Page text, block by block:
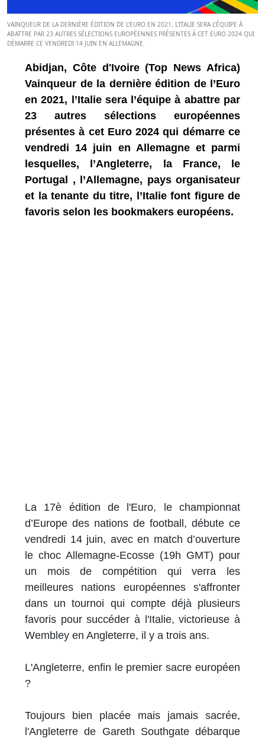
VAINQUEUR DE LA DERNIÈRE ÉDITION DE L’EURO EN 2021, L’ITALIE SERA L’ÉQUIPE À
ABATTRE PAR 23 AUTRES SÉLECTIONS EUROPÉENNES PRÉSENTES À CET EURO 2024 QUI
DÉMARRE CE VENDREDI 14 JUIN EN ALLEMAGNE.
Abidjan, Côte d'Ivoire (Top News Africa)
Vainqueur de la dernière édition de l’Euro
en 2021, l’Italie sera l’équipe à abattre par
23 autres sélections européennes
présentes à cet Euro 2024 qui démarre ce
vendredi 14 juin en Allemagne et parmi
lesquelles, l’Angleterre, la France, le
Portugal , l’Allemagne, pays organisateur
et la tenante du titre, l’Italie font figure de
favoris selon les bookmakers européens.
La 17è édition de l'Euro, le championnat
d’Europe des nations de football, débute ce
vendredi 14 juin, avec en match d’ouverture
le choc Allemagne-Ecosse (19h GMT) pour
un mois de compétition qui verra les
meilleures nations européennes s'affronter
dans un tournoi qui compte déjà plusieurs
favoris pour succéder à l'Italie, victorieuse à
Wembley en Angleterre, il y a trois ans.
L'Angleterre, enfin le premier sacre européen
?
Toujours bien placée mais jamais sacrée,
l'Angleterre de Gareth Southgate débarque